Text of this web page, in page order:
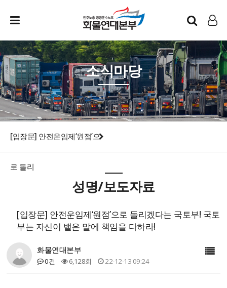
인트라넷
LOG IN
소식마당
[입장문] 안전운임제‘원점’으
로 돌리
성명/보도자료
[입장문] 안전운임제‘원점’으로 돌리겠다는 국토부! 국토
부는 자신이 뱉은 말에 책임을 다하라!
화물연대본부
0건 6,128회 22-12-13 09:24